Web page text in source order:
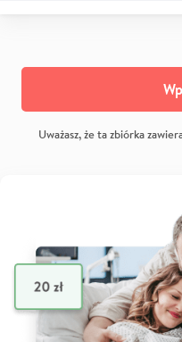
Uważasz, że ta zbiórka